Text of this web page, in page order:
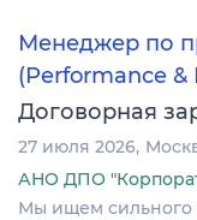
Менеджер по
(Performance &
Договорная
27 июля 2026
АНО ДПО
Мы ищем сильного